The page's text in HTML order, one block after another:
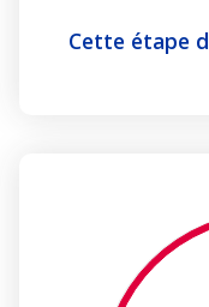
Cette étape